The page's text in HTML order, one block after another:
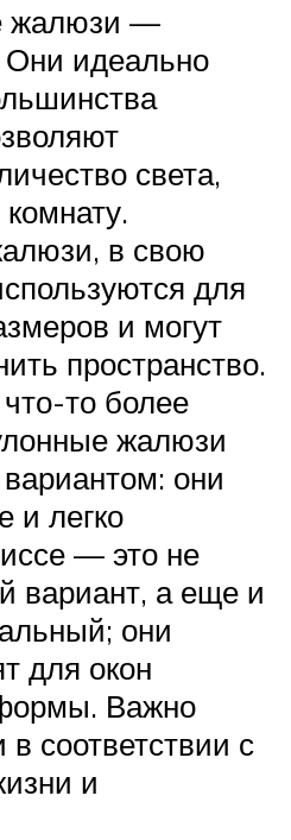
жалюзи —
Они идеально
света,
в свою
для
и могут
пространство.
то более
жалюзи
они
и легко
— это не
вариант, а еще и
они
для окон
Важно
соответствии с
и